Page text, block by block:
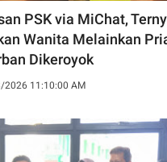
PSK via MiChat,
Wanita Melainkan
Dikeroyok
2026 11:10:00 AM